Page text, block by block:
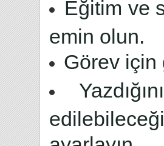
Eğitim ve
emin olun.
Görev için